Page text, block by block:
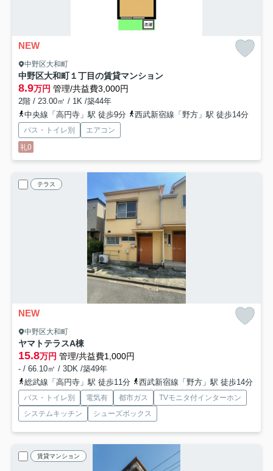
NEW
中野区大和町
中野区大和町１丁目の賃貸マンション
8.9万円 管理/共益費3,000円
2階 / 23.00㎡ / 1K /築44年
中央線「高円寺」駅 徒歩9分
西武新宿線「野方」駅 徒歩14分
バス・トイレ別
エアコン
礼0
テラス
NEW
中野区大和町
ヤマトテラスA棟
15.8万円 管理/共益費1,000円
- / 66.10㎡ / 3DK /築49年
総武線「高円寺」駅 徒歩11分
西武新宿線「野方」駅 徒歩14分
バス・トイレ別 電気有 都市ガス
TVモニタ付インターホン
システムキッチン
シューズボックス
賃貸マンション